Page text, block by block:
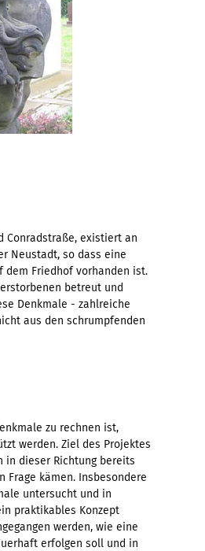
Conradstraße, existiert an
Neustadt, so dass eine
dem Friedhof vorhanden ist.
betreut und
Denkmale - zahlreiche
aus den schrumpfenden
zu rechnen ist,
werden. Ziel des Projektes
in dieser Richtung bereits
kämen. Insbesondere
untersucht und in
praktikables Konzept
werden, wie eine
erfolgen soll und in